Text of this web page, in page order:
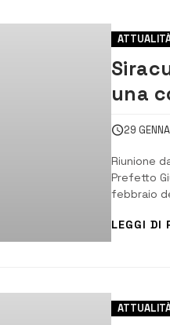
una
29
Riunione
Prefetto
febbraio
Formazione
LEGGI DI